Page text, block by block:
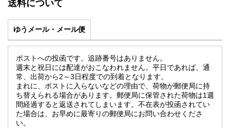
送料について
ゆうメール・メール便
ポストへの投函です。追跡番号はありません。
週末と祝日には配達がおこなわれません。平日であれば、通
常、出荷から2～3日程度での到着となります。
まれに、ポストに入らないなどの理由で、荷物が郵便局に持
ち替えられる場合があります。郵便局に保管された荷物は1週
間経過すると返送されてしまいます。不在表が投函されてい
た場合は、お早めに最寄りの郵便局にお問い合わせくださ
い。